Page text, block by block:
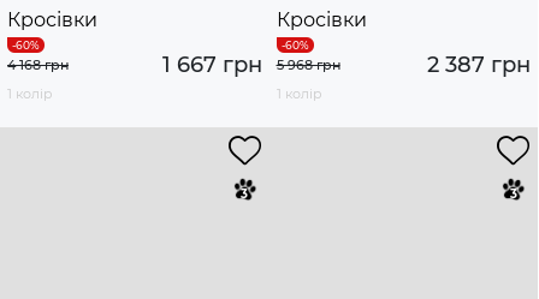
Кросівки
1 667 грн
4 168 грн
1 колір
Кросівки
2 387 грн
5 968 грн
1 колір